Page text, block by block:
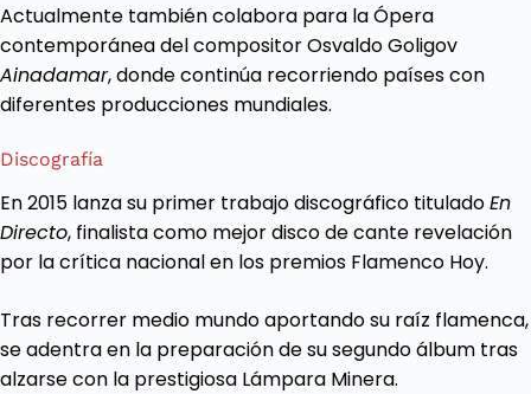
Actualmente también colabora para la Ópera
contemporánea del compositor Osvaldo Goligov
Ainadamar, donde continúa recorriendo países con
diferentes producciones mundiales.
Discografía
En 2015 lanza su primer trabajo discográfico tituladoEn
Directo, finalista como mejor disco de cante revelación
por la crítica nacional en los premios Flamenco Hoy.
Tras recorrer medio mundo aportando su raíz flamenca,
se adentra en la preparación de su segundo álbum tras
alzarse con la prestigiosa Lámpara Minera.